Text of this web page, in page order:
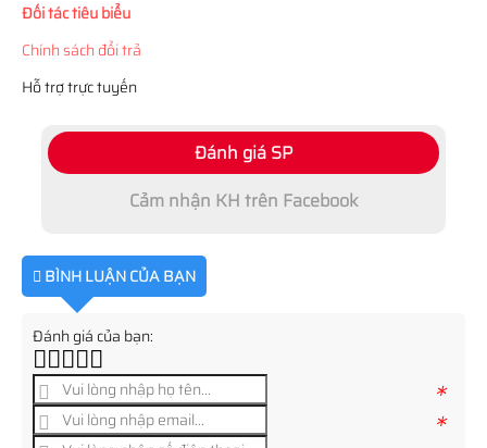
Đối tác tiêu biểu
Chính sách đổi trả
Hỗ trợ trực tuyến
Đánh giá SP
Cảm nhận KH trên Facebook
BÌNH LUẬN CỦA BẠN
Đánh giá của bạn:
*
*